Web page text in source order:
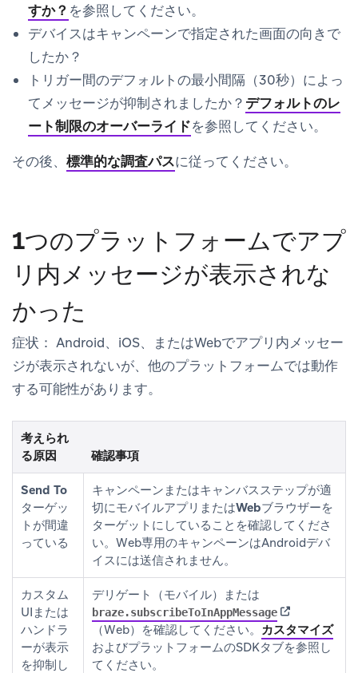
すか？ を参照してください。
デバイスはキャンペーンで指定された画面の向きで
したか？
トリガー間のデフォルトの最小間隔（30秒）によっ
てメッセージが抑制されましたか？ デフォルトのレ
ート制限のオーバーライドを参照してください。
その後、 標準的な調査パスに従ってください。
1つのプラットフォームでアプ
リ内メッセージが表示されな
かった
症状： Android、iOS、またはWebでアプリ内メッセー
ジが表示されないが、他のプラットフォームでは動作
する可能性があります。
考えられ
る原因
確認事項
Send To
ターゲッ
トが間違
っている
キャンペーンまたはキャンバスステップが適
切にモバイルアプリ またはWebブラウザーを
ターゲットにしていることを確認してくださ
い。Web専用のキャンペーンはAndroidデバ
イスには送信されません。
カスタム
UIまたは
ハンドラ
ーが表示
を抑制し
デリゲート（モバイル）または
braze.subscribeToInAppMessage(opens in
（Web）を確認してください。 カスタマイズ
およびプラットフォームのSDKタブを参照し
てください。